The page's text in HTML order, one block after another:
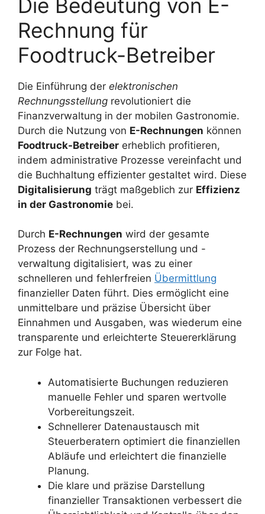
Die Bedeutung von E-
Rechnung für
Foodtruck-Betreiber
Die Einführung der elektronischen
Rechnungsstellung revolutioniert die
Finanzverwaltung in der mobilen Gastronomie.
Durch die Nutzung von E-Rechnungen können
Foodtruck-Betreiber erheblich profitieren,
indem administrative Prozesse vereinfacht und
die Buchhaltung effizienter gestaltet wird. Diese
Digitalisierung trägt maßgeblich zur Effizienz
in der Gastronomie bei.
Durch E-Rechnungen wird der gesamte
Prozess der Rechnungserstellung und -
verwaltung digitalisiert, was zu einer
schnelleren und fehlerfreien Übermittlung
finanzieller Daten führt. Dies ermöglicht eine
unmittelbare und präzise Übersicht über
Einnahmen und Ausgaben, was wiederum eine
transparente und erleichterte Steuererklärung
zur Folge hat.
Automatisierte Buchungen reduzieren
manuelle Fehler und sparen wertvolle
Vorbereitungszeit.
Schnellerer Datenaustausch mit
Steuerberatern optimiert die finanziellen
Abläufe und erleichtert die finanzielle
Planung.
Die klare und präzise Darstellung
finanzieller Transaktionen verbessert die